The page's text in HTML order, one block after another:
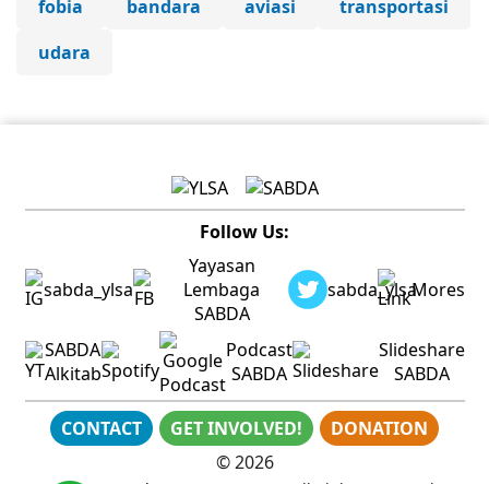
fobia
bandara aviasi
transportasi
udara
Follow Us:
sabda_ylsa
Yayasan
Lembaga
SABDA
sabda_ylsaMores
SABDA
Alkitab
Podcast
SABDA
Slideshare
SABDA
CONTACT GET INVOLVED!
DONATION
©2026